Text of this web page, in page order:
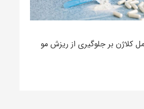
کلاژن بر جلوگیری از ریزش مو